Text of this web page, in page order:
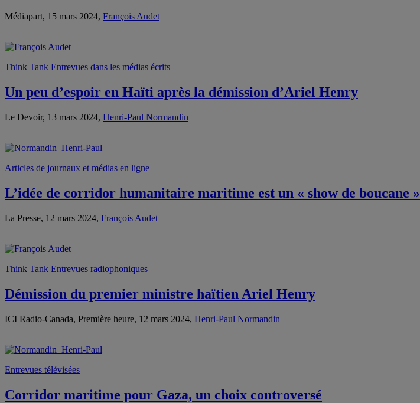
Médiapart, 15 mars 2024, François Audet
Think Tank Entrevues dans les médias écrits
Un peu d’espoir en Haïti après la démission d’Ariel Henry
Le Devoir, 13 mars 2024, Henri-Paul Normandin
Articles de journaux et médias en ligne
L’idée de corridor humanitaire maritime est un « show de boucane »
La Presse, 12 mars 2024, François Audet
Think Tank Entrevues radiophoniques
Démission du premier ministre haïtien Ariel Henry
ICI Radio-Canada, Première heure, 12 mars 2024, Henri-Paul Normandin
Entrevues télévisées
Corridor maritime pour Gaza, un choix controversé